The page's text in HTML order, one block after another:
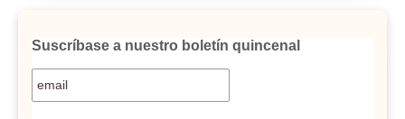
Suscríbase a nuestro boletín quincenal